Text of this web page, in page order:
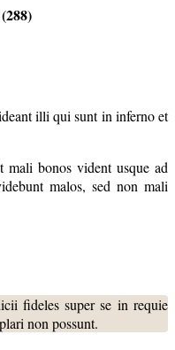
illi qui sunt in inferno et
mali bonos vident usque ad
malos, sed non mali
fideles super se in requie
non possunt.